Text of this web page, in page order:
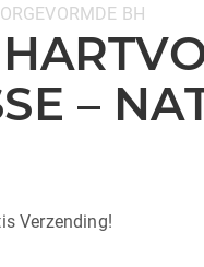
BH
–
Verzending!